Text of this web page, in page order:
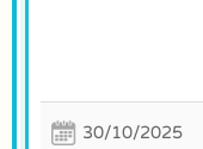
30/10/2025